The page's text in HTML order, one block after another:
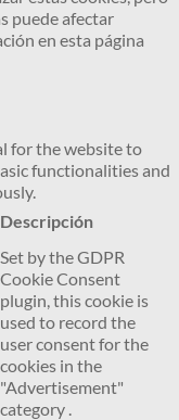
puede afectar
en esta página
for the website to
functionalities and
Descripción
Set by the GDPR
Cookie Consent
plugin, this cookie is
used to record the
user consent for the
cookies in the
"Advertisement"
category .